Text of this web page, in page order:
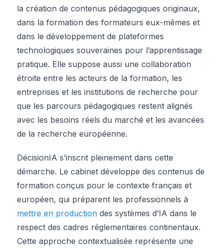
la création de contenus pédagogiques originaux,
dans la formation des formateurs eux-mêmes et
dans le développement de plateformes
technologiques souveraines pour l’apprentissage
pratique. Elle suppose aussi une collaboration
étroite entre les acteurs de la formation, les
entreprises et les institutions de recherche pour
que les parcours pédagogiques restent alignés
avec les besoins réels du marché et les avancées
de la recherche européenne.
DécisionIA s’inscrit pleinement dans cette
démarche. Le cabinet développe des contenus de
formation conçus pour le contexte français et
européen, qui préparent les professionnels à
mettre en production des systèmes d’IA dans le
respect des cadres réglementaires continentaux.
Cette approche contextualisée représente une